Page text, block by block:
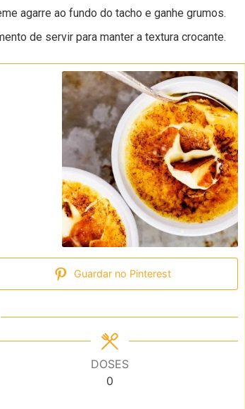
agarre ao fundo do tacho e ganhe grumos.
de servir para manter a textura crocante.
Guardar no Pinterest
DOSES
0